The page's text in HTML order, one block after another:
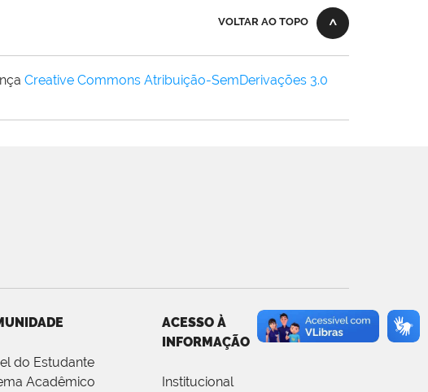
VOLTAR AO TOPO
Creative Commons Atribuição-SemDerivações 3.0
do Estudante
Acadêmico
ACESSO À
INFORMAÇÃO
Institucional